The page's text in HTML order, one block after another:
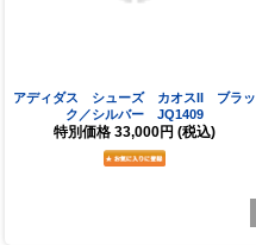
アディダス シューズ カオスII ブラッ
ク／シルバー JQ1409
特別価格 33,000円 (税込)